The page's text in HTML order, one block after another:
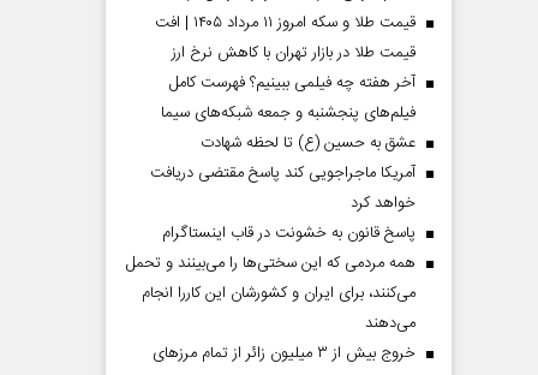
قیمت طلا و سکه امروز ۱۱ مرداد ۱۴۰۵ | افت
قیمت طلا در بازار تهران با کاهش نرخ ارز
آخر هفته چه فیلمی ببینیم؟ فهرست کامل
فیلم‌های پنجشنبه و جمعه شبکه‌های سیما
عشق به حسین (ع) تا لحظه شهادت
آمریکا ماجراجویی کند پاسخ مقتضی دریافت
خواهد کرد
پاسخ قانون به خشونت در قاب اینستاگرام
همه مردمی که این سختی‌ها را می‌بینند و تحمل
می‌کنند، برای ایران و کشورشان این کاررا انجام
می‌دهند
خروج بیش از ۳ میلیون زائر از تمام مرز‌های
صفحات نخست‌روزنامه ها‌ی پنجشنبه‌۸ مردادماه